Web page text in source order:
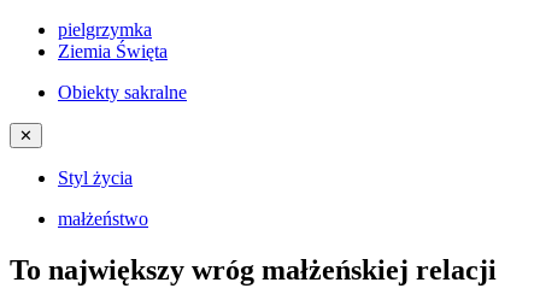
pielgrzymka
Ziemia Święta
Obiekty sakralne
✕
Styl życia
małżeństwo
To największy wróg małżeńskiej relacji